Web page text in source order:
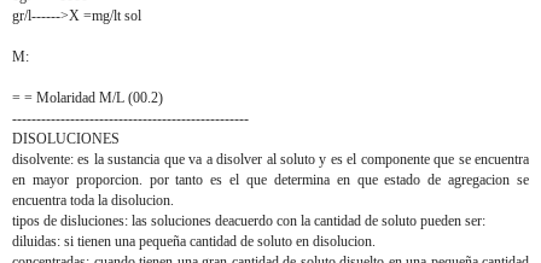
gr/l------>X =mg/lt sol
M:
= = Molaridad M/L (00.2)
-------------------------------------------------
DISOLUCIONES
disolvente: es la sustancia que va a disolver al soluto y es el componente que se encuentra
en mayor proporcion. por tanto es el que determina en que estado de agregacion se
encuentra toda la disolucion.
tipos de disluciones: las soluciones deacuerdo con la cantidad de soluto pueden ser:
diluidas: si tienen una pequeña cantidad de soluto en disolucion.